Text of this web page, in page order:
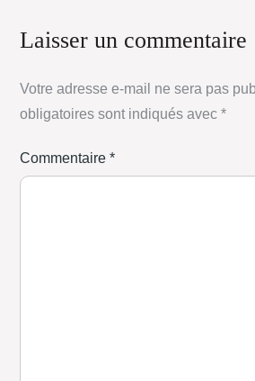
Laisser un commentaire
Votre adresse e-mail ne sera pas
obligatoires sont indiqués avec*
Commentaire*